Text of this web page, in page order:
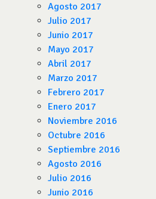
Agosto 2017
Julio 2017
Junio 2017
Mayo 2017
Abril 2017
Marzo 2017
Febrero 2017
Enero 2017
Noviembre 2016
Octubre 2016
Septiembre 2016
Agosto 2016
Julio 2016
Junio 2016